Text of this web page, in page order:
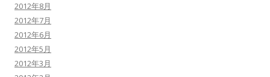
2012年8月
2012年7月
2012年6月
2012年5月
2012年3月